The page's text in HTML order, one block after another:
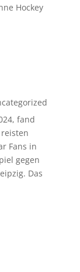
Hockey
fand
Fans in
gegen
Das